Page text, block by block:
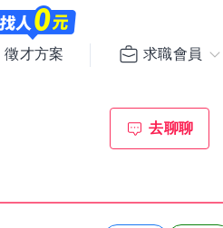
徵才方案 求職會員
去聊聊